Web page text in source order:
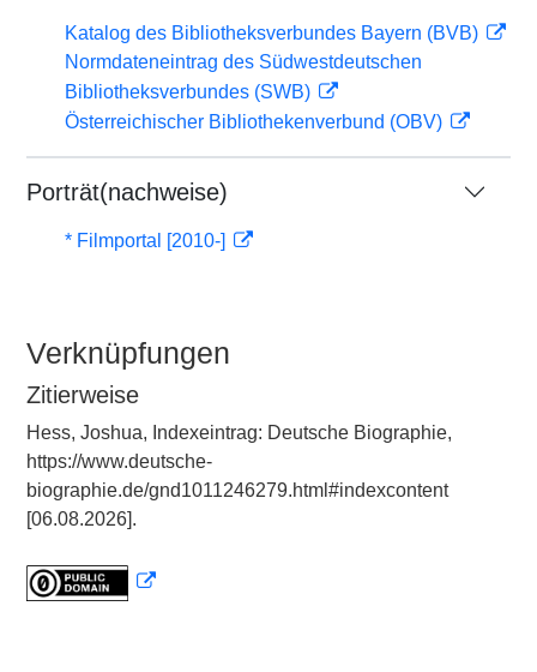
Katalog des Bibliotheksverbundes Bayern (BVB)
Normdateneintrag des Südwestdeutschen
Bibliotheksverbundes (SWB)
Österreichischer Bibliothekenverbund (OBV)
Porträt(nachweise)
* Filmportal [2010-]
Verknüpfungen
Zitierweise
Hess, Joshua, Indexeintrag: Deutsche Biographie,
https://www.deutsche-
biographie.de/gnd1011246279.html#indexcontent
[06.08.2026].